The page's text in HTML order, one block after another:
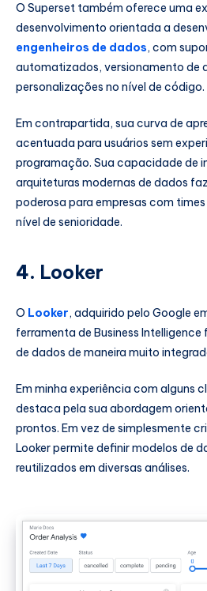
O Superset também oferece uma
desenvolvimento orientada a
engenheiros de dados, com
automatizados, versionamento de
personalizações no nível de código.
Em contrapartida, sua curva de
acentuada para usuários sem
programação. Sua capacidade de
arquiteturas modernas de dados
poderosa para empresas com
nível de senioridade.
4. Looker
O Looker, adquirido pelo Google
ferramenta de Business
de dados de maneira muito
Em minha experiência com alguns
destaca pela sua abordagem
prontos. Em vez de simplesmente
Looker permite definir modelos de
reutilizados em diversas análises.